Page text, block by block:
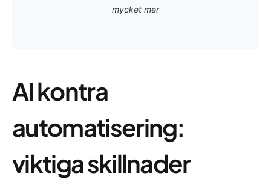
mycket mer
AI kontra
automatisering:
viktiga skillnader